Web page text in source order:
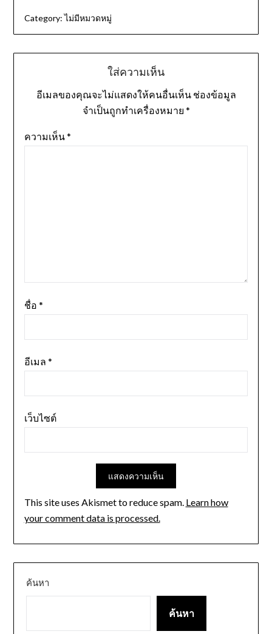
Category:ไม่มีหมวดหมู่
ใส่ความเห็น
อีเมลของคุณจะไม่แสดงให้คนอื่นเห็น ช่องข้อมูล
จำเป็นถูกทำเครื่องหมาย *
ความเห็น*
ชื่อ *
อีเมล *
เว็บไซต์
This site uses Akismet to reduce spam. Learn how
your comment data is processed.
ค้นหา
ค้นหา